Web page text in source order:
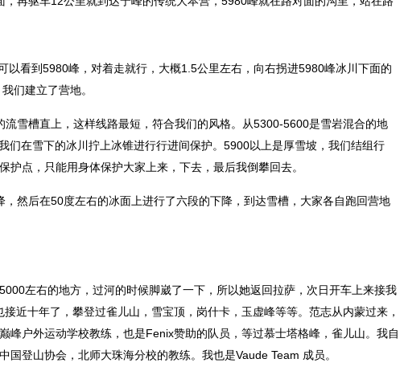
看到5980峰，对着走就行，大概1.5公里左右，向右拐进5980峰冰川下面的
们建立了营地。
槽直上，这样线路最短，符合我们的风格。从5300-5600是雪岩混合的地
在雪下的冰川拧上冰锥进行行进间保护。5900以上是厚雪坡，我们结组行
点，只能用身体保护大家上来，下去，最后我倒攀回去。
后在50度左右的冰面上进行了六段的下降，到达雪槽，大家各自跑回营地
左右的地方，过河的时候脚崴了一下，所以她返回拉萨，次日开车上来接我
近十年了，攀登过雀儿山，雪宝顶，岗什卡，玉虚峰等等。范志从内蒙过来，
峰户外运动学校教练，也是Fenix赞助的队员，等过慕士塔格峰，雀儿山。我自
登山协会，北师大珠海分校的教练。我也是Vaude Team 成员。